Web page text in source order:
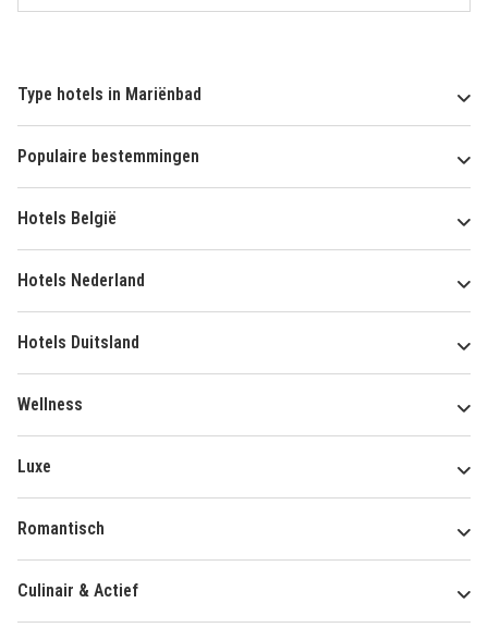
Type hotels in Mariënbad
Populaire bestemmingen
Hotels België
Hotels Nederland
Hotels Duitsland
Wellness
Luxe
Romantisch
Culinair & Actief